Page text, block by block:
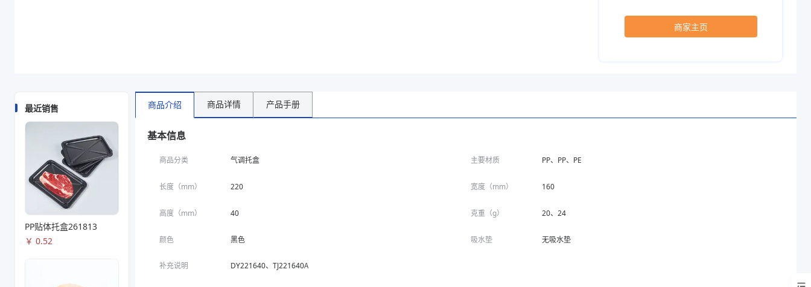
克重（g）
无吸水垫
DY221640、TJ221640A
商品图片
商家主页
最近销售
PP贴体托盒261813
￥ 0.52
商品介绍 商品详情 产品手册
基本信息
商品分类 气调托盒 主要材质 PP、PP、PE
长度（mm） 220 宽度（mm） 160
高度（mm） 40 克重（g） 20、24
颜色 黑色 吸水垫 无吸水垫
补充说明 DY221640、TJ221640A